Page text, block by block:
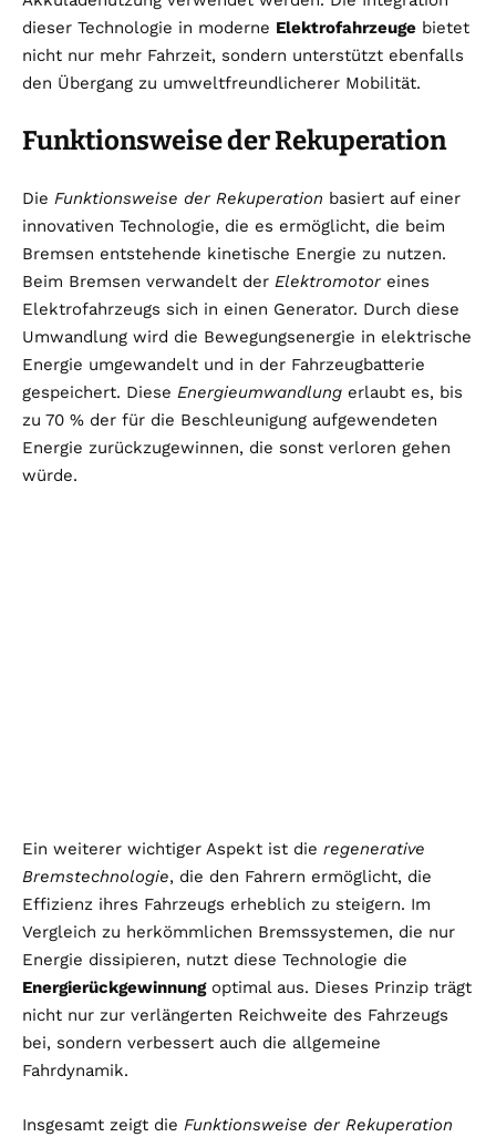
dieser Technologie in moderne Elektrofahrzeuge bietet
nicht nur mehr Fahrzeit, sondern unterstützt ebenfalls
den Übergang zu umweltfreundlicherer Mobilität.
Funktionsweise der Rekuperation
Die Funktionsweise der Rekuperation basiert auf einer
innovativen Technologie, die es ermöglicht, die beim
Bremsen entstehende kinetische Energie zu nutzen.
Beim Bremsen verwandelt der Elektromotoreines
Elektrofahrzeugs sich in einen Generator. Durch diese
Umwandlung wird die Bewegungsenergie in elektrische
Energie umgewandelt und in der Fahrzeugbatterie
gespeichert. Diese Energieumwandlung erlaubt es, bis
zu 70 % der für die Beschleunigung aufgewendeten
Energie zurückzugewinnen, die sonst verloren gehen
würde.
Ein weiterer wichtiger Aspekt ist die regenerative
Bremstechnologie, die den Fahrern ermöglicht, die
Effizienz ihres Fahrzeugs erheblich zu steigern. Im
Vergleich zu herkömmlichen Bremssystemen, die nur
Energie dissipieren, nutzt diese Technologie die
Energierückgewinnungoptimal aus. Dieses Prinzip trägt
nicht nur zur verlängerten Reichweite des Fahrzeugs
bei, sondern verbessert auch die allgemeine
Fahrdynamik.
Insgesamt zeigt die Funktionsweise der Rekuperation